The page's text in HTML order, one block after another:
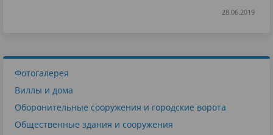
28.06.2019
Фотогалерея
Виллы и дома
Оборонительные сооружения и городские ворота
Общественные здания и сооружения